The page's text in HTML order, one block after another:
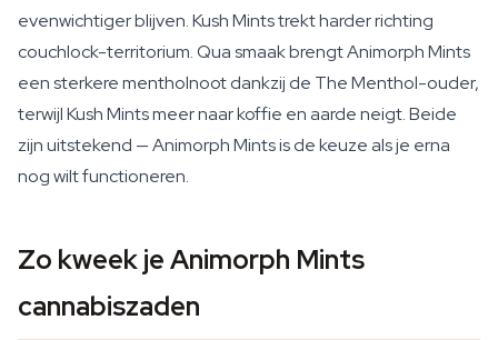
evenwichtiger blijven. Kush Mints trekt harder richting
couchlock-territorium. Qua smaak brengt Animorph Mints
een sterkere mentholnoot dankzij de The Menthol-ouder,
terwijl Kush Mints meer naar koffie en aarde neigt. Beide
zijn uitstekend — Animorph Mints is de keuze als je erna
nog wilt functioneren.
Zo kweek je Animorph Mints
cannabiszaden